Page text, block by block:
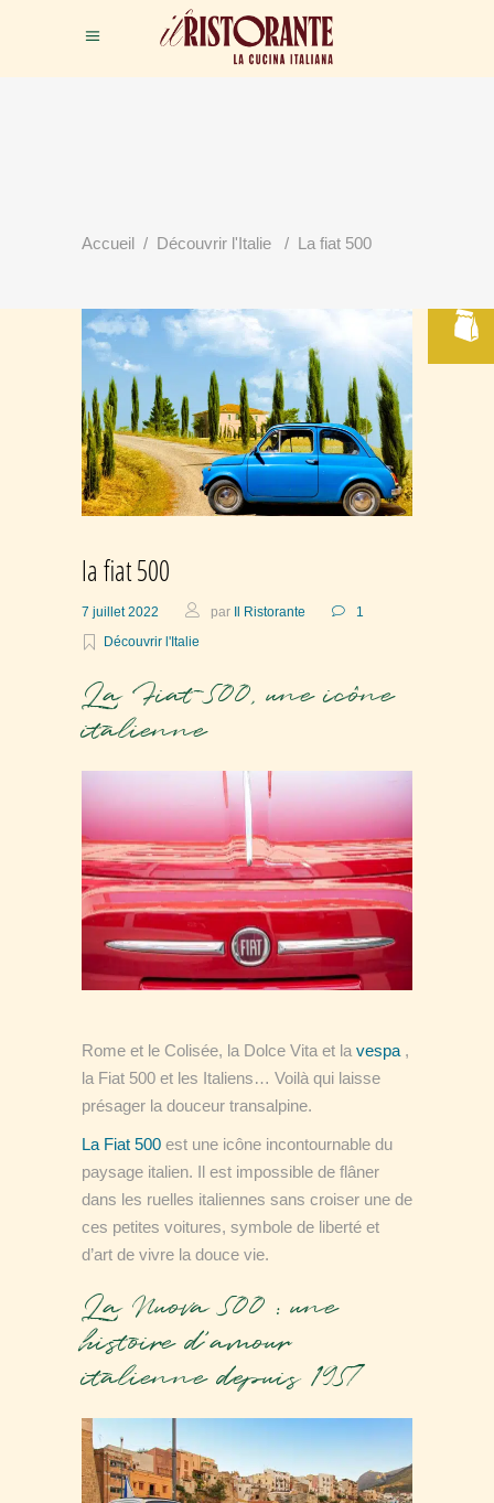
Accueil / Découvrir l'Italie / La fiat 500
la fiat 500
7 juillet 2022 par Il Ristorante
1
Découvrir l'Italie
La Fiat 500, une icône
italienne
Rome et le Colisée, la Dolce Vita et la vespa ,
la Fiat 500 et les Italiens… Voilà qui laisse
présager la douceur transalpine.
La Fiat 500 est une icône incontournable du
paysage italien. Il est impossible de flâner
dans les ruelles italiennes sans croiser une de
ces petites voitures, symbole de liberté et
d’art de vivre la douce vie.
La Nuova 500 : une
histoire d’amour
italienne depuis 1957
VOTRE TABLE